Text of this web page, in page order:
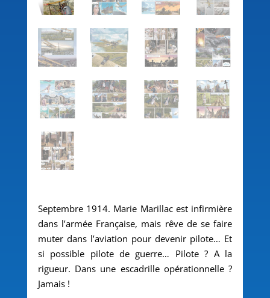
Septembre 1914. Marie Marillac est infirmière
dans l’armée Française, mais rêve de se faire
muter dans l’aviation pour devenir pilote… Et
si possible pilote de guerre… Pilote ? A la
rigueur. Dans une escadrille opérationnelle ?
Jamais !